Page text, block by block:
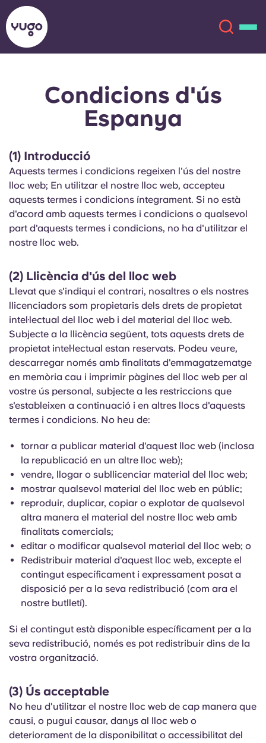
Sobre
Més
Compte
English (GB)
English (US)
Chinese
Español
Català
Italian
French
Portuguese
Selecciona un país
Selecciona una ciutat
Selecciona una residència
Inicia la sessió
Reserva ara
English (GB)
English (US)
Chinese
Català Deutsch
Italian
Condicions d'ús
Espanya
(1) Introducció
Aquests termes i condicions regeixen l'ús del nostre
lloc web; En utilitzar el nostre lloc web, accepteu
aquests termes i condicions íntegrament. Si no està
d'acord amb aquests termes i condicions o qualsevol
part d'aquests termes i condicions, no ha d'utilitzar el
nostre lloc web.
(2) Llicència d'ús del lloc web
Llevat que s'indiqui el contrari, nosaltres o els nostres
llicenciadors som propietaris dels drets de propietat
intel·lectual del lloc web i del material del lloc web.
Subjecte a la llicència següent, tots aquests drets de
propietat intel·lectual estan reservats. Podeu veure,
descarregar només amb finalitats d'emmagatzematge
en memòria cau i imprimir pàgines del lloc web per al
vostre ús personal, subjecte a les restriccions que
s'estableixen a continuació i en altres llocs d'aquests
termes i condicions. No heu de:
tornar a publicar material d'aquest lloc web (inclosa
la republicació en un altre lloc web);
vendre, llogar o subllicenciar material del lloc web;
mostrar qualsevol material del lloc web en públic;
reproduir, duplicar, copiar o explotar de qualsevol
altra manera el material del nostre lloc web amb
finalitats comercials;
editar o modificar qualsevol material del lloc web; o
Redistribuir material d'aquest lloc web, excepte el
contingut específicament i expressament posat a
disposició per a la seva redistribució (com ara el
nostre butlletí).
Si el contingut està disponible específicament per a la
seva redistribució, només es pot redistribuir dins de la
vostra organització.
(3) Ús acceptable
No heu d'utilitzar el nostre lloc web de cap manera que
causi, o pugui causar, danys al lloc web o
deteriorament de la disponibilitat o accessibilitat del